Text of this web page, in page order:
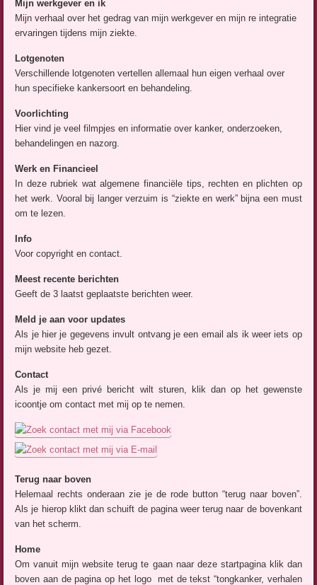
Mijn werkgever en ik
Mijn verhaal over het gedrag van mijn werkgever en mijn re integratie
ervaringen tijdens mijn ziekte.
Lotgenoten
Verschillende lotgenoten vertellen allemaal hun eigen verhaal over
hun specifieke kankersoort en behandeling.
Voorlichting
Hier vind je veel filmpjes en informatie over kanker, onderzoeken,
behandelingen en nazorg.
Werk en Financieel
In deze rubriek wat algemene financiële tips, rechten en plichten op
het werk. Vooral bij langer verzuim is “ziekte en werk” bijna een must
om te lezen.
Info
Voor copyright en contact.
Meest recente berichten
Geeft de 3 laatst geplaatste berichten weer.
Meld je aan voor updates
Als je hier je gegevens invult ontvang je een email als ik weer iets op
mijn website heb gezet.
Contact
Als je mij een privé bericht wilt sturen, klik dan op het gewenste
icoontje om contact met mij op te nemen.
Terug naar boven
Helemaal rechts onderaan zie je de rode button “terug naar boven”.
Als je hierop klikt dan schuift de pagina weer terug naar de bovenkant
van het scherm.
Home
Om vanuit mijn website terug te gaan naar deze startpagina klik dan
boven aan de pagina op het logo met de tekst “tongkanker, verhalen